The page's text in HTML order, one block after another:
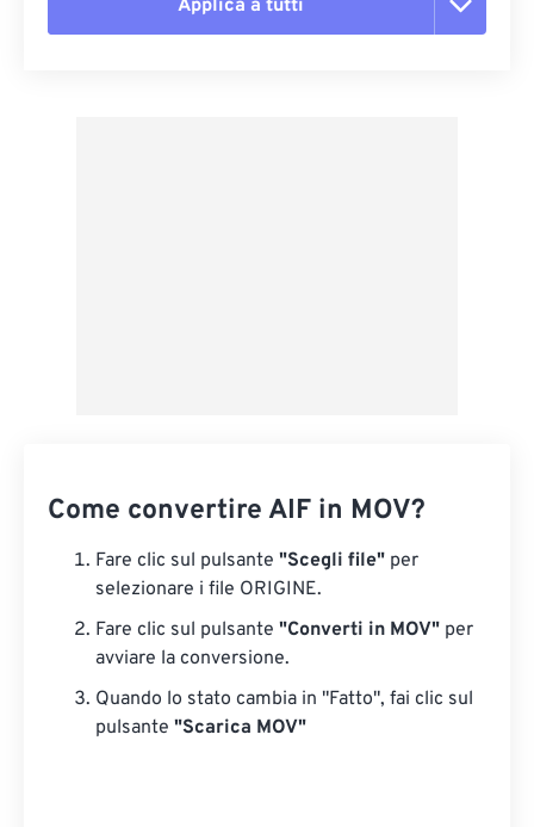
Applica a tutti
Come convertire AIF in MOV?
Fare clic sul pulsante "Scegli file" per
selezionare i file ORIGINE.
Fare clic sul pulsante "Converti in MOV" per
avviare la conversione.
Quando lo stato cambia in "Fatto", fai clic sul
pulsante "Scarica MOV"